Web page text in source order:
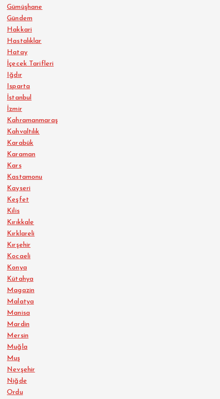
Gümüşhane
Gündem
Hakkari
Hastalıklar
Hatay
İçecek Tarifleri
Iğdır
Isparta
İstanbul
İzmir
Kahramanmaraş
Kahvaltılık
Karabük
Karaman
Kars
Kastamonu
Kayseri
Keşfet
Kilis
Kırıkkale
Kırklareli
Kırşehir
Kocaeli
Konya
Kütahya
Magazin
Malatya
Manisa
Mardin
Mersin
Muğla
Muş
Nevşehir
Niğde
Ordu